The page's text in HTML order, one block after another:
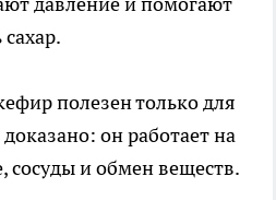
полезен только для
он работает на
сосуды и обмен веществ.